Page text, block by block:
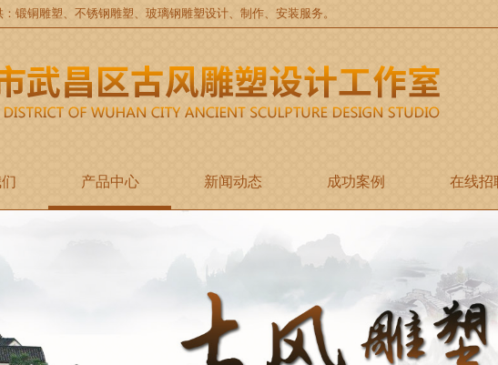
锻铜雕塑、不锈钢雕塑、玻璃钢雕塑设计、制作、安装服务。
产品中心 新闻动态 成功案例 在线招